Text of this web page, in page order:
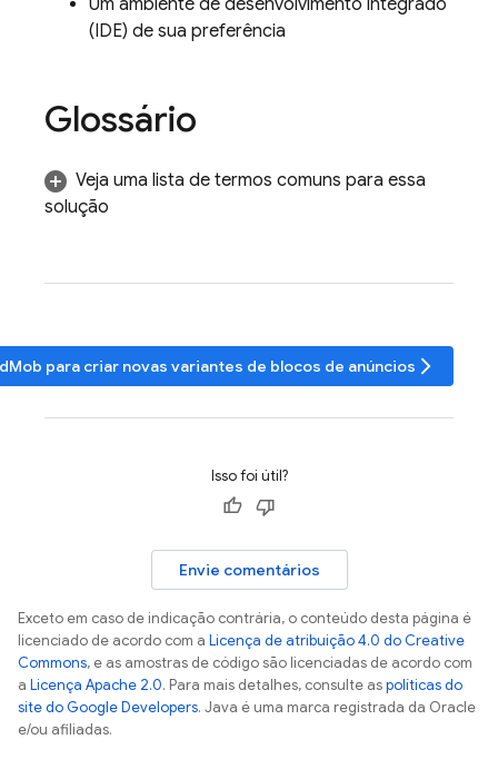
Um ambiente de desenvolvimento integrado
(IDE) de sua preferência
Glossário
Veja uma lista de termos comuns para essa
solução
para criar novas variantes de blocos de anúncios arrow_forward_ios
Isso foi útil?
Envie comentários
Exceto em caso de indicação contrária, o conteúdo desta página é
licenciado de acordo com a Licença de atribuição 4.0 do Creative
Commons, e as amostras de código são licenciadas de acordo com
a Licença Apache 2.0. Para mais detalhes, consulte aspolíticas do
site do Google Developers. Java é uma marca registrada da Oracle
e/ou afiliadas.